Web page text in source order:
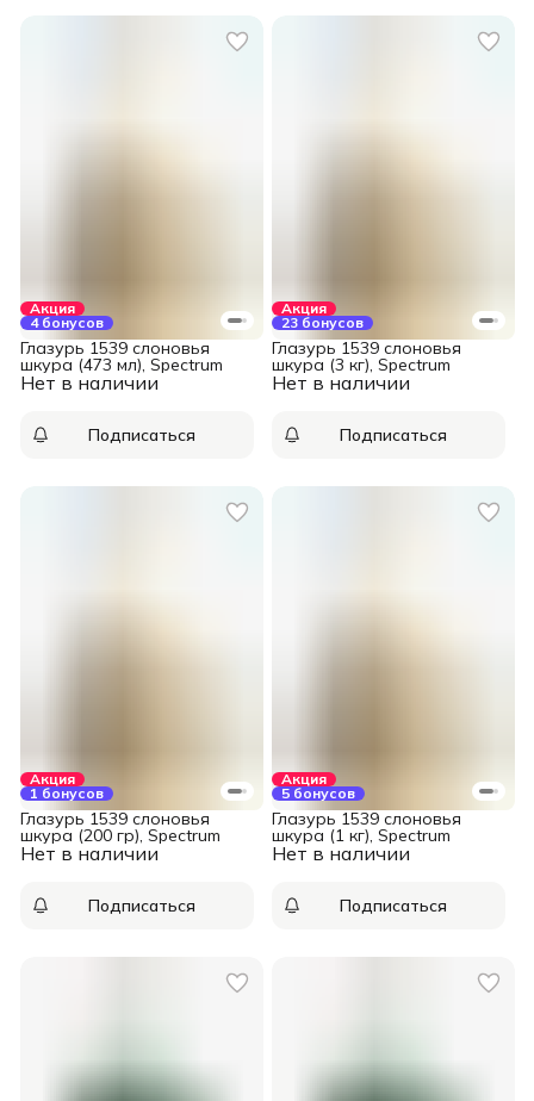
Акция
4 бонусов
Нет в наличии
Глазурь 1539 слоновья
шкура (473 мл), Spectrum
Подписаться
Акция
23 бонусов
Нет в наличии
Глазурь 1539 слоновья
шкура (3 кг), Spectrum
Подписаться
Акция
1 бонусов
Нет в наличии
Глазурь 1539 слоновья
шкура (200 гр), Spectrum
Подписаться
Акция
5 бонусов
Нет в наличии
Глазурь 1539 слоновья
шкура (1 кг), Spectrum
Подписаться